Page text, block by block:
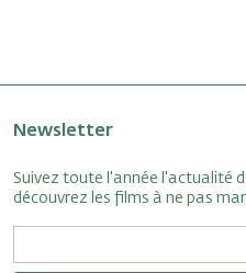
Newsletter
Suivez toute l'année l'actualité
découvrez les films à ne pas